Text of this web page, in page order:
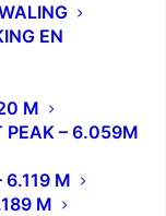
EN
M
PEAK – 6.059M
6.119 M
M